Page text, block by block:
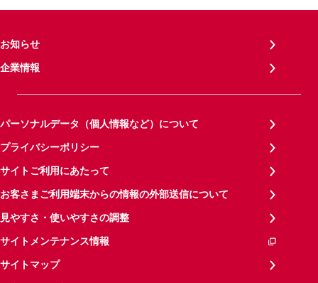
お知らせ
企業情報
パーソナルデータ（個人情報など）について
プライバシーポリシー
サイトご利用にあたって
お客さまご利用端末からの情報の外部送信について
見やすさ・使いやすさの調整
サイトメンテナンス情報
サイトマップ